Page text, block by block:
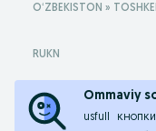
OʻZBEKISTON »
RUKN
Ommaviy
usfull